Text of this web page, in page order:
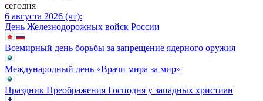
сегодня
6 августа 2026 (чт):
День Железнодорожных войск России
Всемирный день борьбы за запрещение ядерного оружия
Международный день «Врачи мира за мир»
Праздник Преображения Господня у западных христиан